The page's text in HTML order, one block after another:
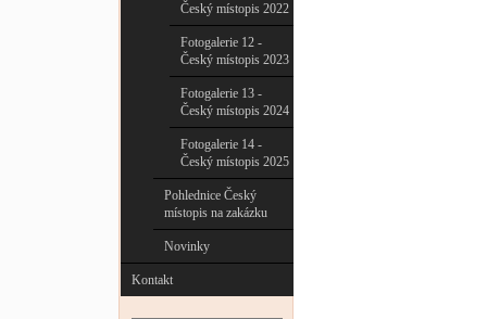
Český místopis 2022
Fotogalerie 12 -
Český místopis 2023
Fotogalerie 13 -
Český místopis 2024
Fotogalerie 14 -
Český místopis 2025
Pohlednice Český
místopis na zakázku
Novinky
Kontakt